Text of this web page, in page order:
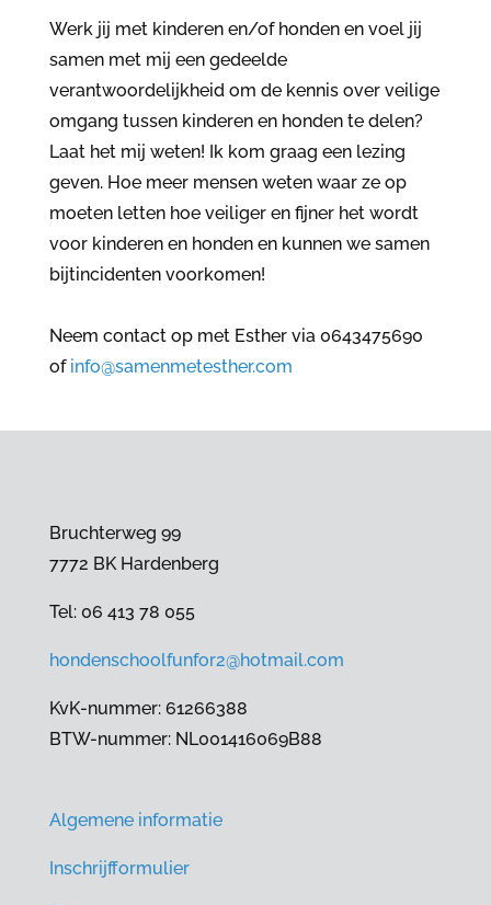
Werk jij met kinderen en/of honden en voel jij
samen met mij een gedeelde
verantwoordelijkheid om de kennis over veilige
omgang tussen kinderen en honden te delen?
Laat het mij weten! Ik kom graag een lezing
geven. Hoe meer mensen weten waar ze op
moeten letten hoe veiliger en fijner het wordt
voor kinderen en honden en kunnen we samen
bijtincidenten voorkomen!
Neem contact op met Esther via 0643475690
of info@samenmetesther.com
Bruchterweg 99
7772 BK Hardenberg
Tel: 06 413 78 055
hondenschoolfunfor2@hotmail.com
KvK-nummer: 61266388
BTW-nummer: NL001416069B88
Algemene informatie
Inschrijfformulier